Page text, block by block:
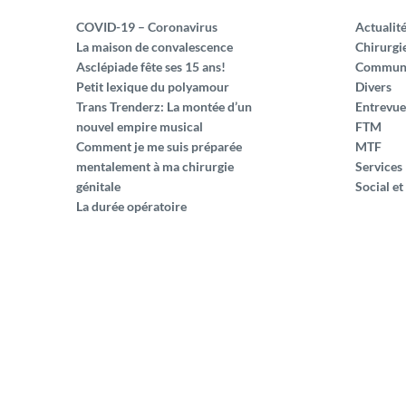
COVID-19 – Coronavirus
La maison de convalescence
Asclépiade fête ses 15 ans!
Petit lexique du polyamour
Trans Trenderz: La montée d’un
nouvel empire musical
Comment je me suis préparée
mentalement à ma chirurgie
génitale
La durée opératoire
Divers
FTM
MTF
Services
Social